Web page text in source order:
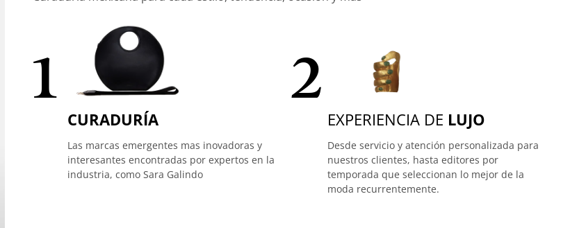
1
CURADURÍA
Las marcas emergentes mas inovadoras y
interesantes encontradas por expertos en la
industria, como Sara Galindo
2
EXPERIENCIA DE LUJO
Desde servicio y atención personalizada para
nuestros clientes, hasta editores por
temporada que seleccionan lo mejor de la
moda recurrentemente.